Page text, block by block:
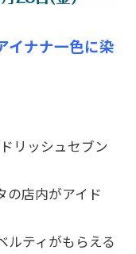
イナナ一色に染
リッシュセブン
の店内がアイド
ルティがもらえる